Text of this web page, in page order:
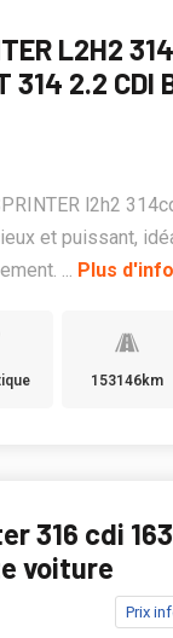
L2H2
314 2.2 CDI
l2h2
et puissant,
... Plus
153146km
316 cdi
voiture
Prix